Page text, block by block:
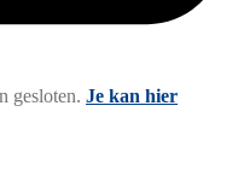
gesloten. Je kan hier